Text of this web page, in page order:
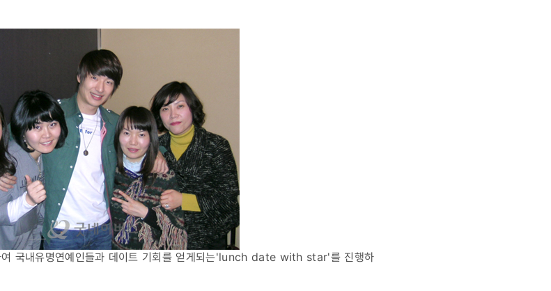
여 국내유명연예인들과 데이트 기회를 얻게되는'lunch date with star'를 진행하